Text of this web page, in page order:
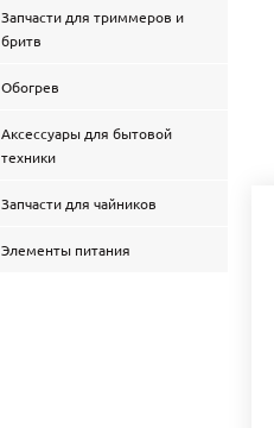
Запчасти для триммеров и
бритв
Обогрев
Аксессуары для бытовой
техники
Запчасти для чайников
Элементы питания